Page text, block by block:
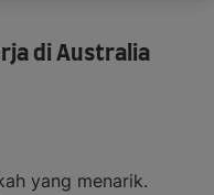
di Australia
yang menarik.